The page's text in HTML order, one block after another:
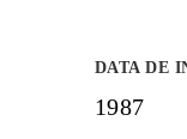
DATA DE
1987